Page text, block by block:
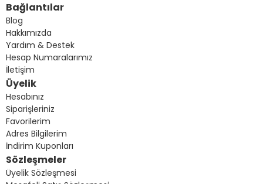
Bağlantılar
Blog
Hakkımızda
Yardım & Destek
Hesap Numaralarımız
İletişim
Üyelik
Hesabınız
Siparişleriniz
Favorilerim
Adres Bilgilerim
İndirim Kuponları
Sözleşmeler
Üyelik Sözleşmesi